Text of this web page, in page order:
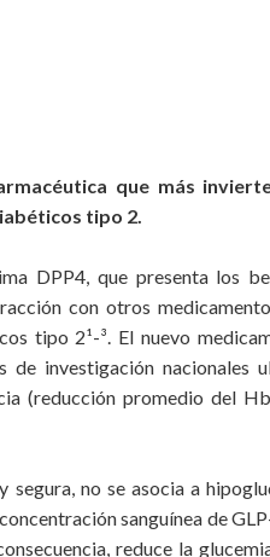
que más
tipo 2.
DPP4, que presenta los
con otros
tipo 2¹-³. El nuevo
investigación nacionales
(reducción promedio del
no se asocia a
sanguínea de
reduce la